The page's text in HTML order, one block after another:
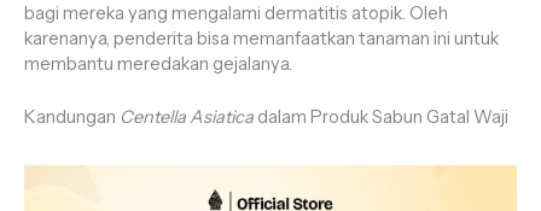
bagi mereka yang mengalami dermatitis atopik. Oleh
karenanya, penderita bisa memanfaatkan tanaman ini untuk
membantu meredakan gejalanya.
Kandungan Centella Asiatica dalam Produk Sabun Gatal Waji